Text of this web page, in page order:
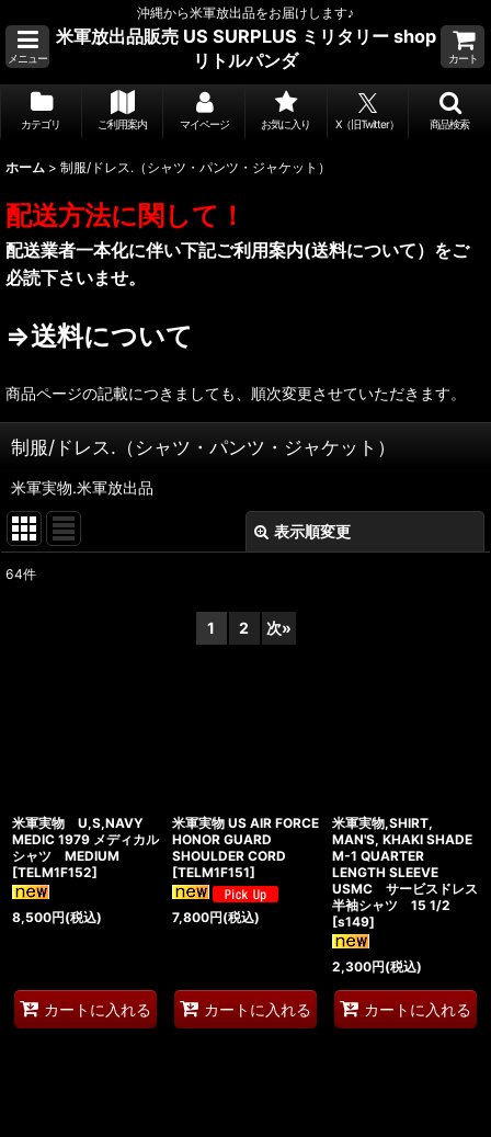
沖縄から米軍放出品をお届けします♪
メニュー
米軍放出品販売 US SURPLUS ミリタリー shop
リトルパンダ
カート
カテゴリ ご利用案内 マイページ お気に入り X（旧Twitter） 商品検索
ホーム > 制服/ドレス.（シャツ・パンツ・ジャケット）
配送方法に関して！
配送業者一本化に伴い下記ご利用案内(送料について）をご
必読下さいませ。
⇒送料について
商品ページの記載につきましても、順次変更させていただきます。
制服/ドレス.（シャツ・パンツ・ジャケット）
米軍実物.米軍放出品
表示順変更
64件
1 2 次»
米軍実物 U,S,NAVY
MEDIC 1979 メディカル
シャツ MEDIUM
[TELM1F152]
8,500円(税込)
カートに入れる
米軍実物 US AIR FORCE
HONOR GUARD
SHOULDER CORD
[TELM1F151]
7,800円(税込)
カートに入れる
米軍実物,SHIRT,
MAN'S, KHAKI SHADE
M-1 QUARTER
LENGTH SLEEVE
USMC サービスドレス
半袖シャツ 15 1/2
[s149]
2,300円(税込)
カートに入れる